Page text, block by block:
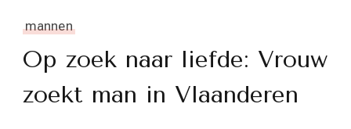
mannen
Op zoek naar liefde: Vrouw
zoekt man in Vlaanderen